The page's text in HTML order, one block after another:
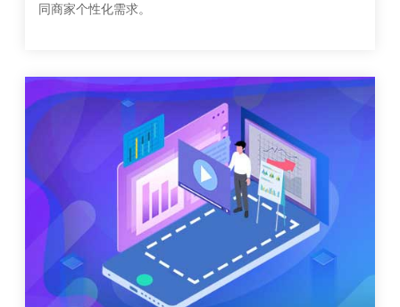
同商家个性化需求。